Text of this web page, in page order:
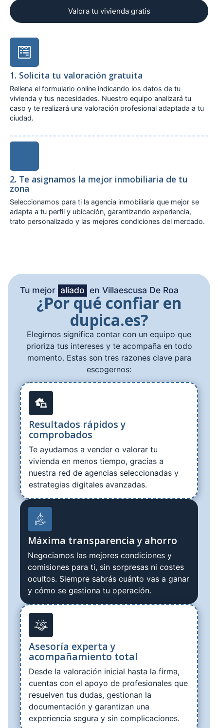
Valora tu vivienda gratis
1. Solicita tu valoración gratuita
Rellena el formulario online indicando los datos de tu
vivienda y tus necesidades. Nuestro equipo analizará tu
caso y te realizará una valoración profesional adaptada a tu
ciudad.
2. Te asignamos la mejor inmobiliaria de tu
zona
Seleccionamos para ti la agencia inmobiliaria que mejor se
adapta a tu perfil y ubicación, garantizando experiencia,
trato personalizado y las mejores condiciones del mercado.
Tu mejor aliado en Villaescusa De Roa
¿Por qué confiar en
dupica.es?
Elegirnos significa contar con un equipo que
prioriza tus intereses y te acompaña en todo
momento. Estas son tres razones clave para
escogernos:
Resultados rápidos y
comprobados
Te ayudamos a vender o valorar tu
vivienda en menos tiempo, gracias a
nuestra red de agencias seleccionadas y
estrategias digitales avanzadas.
Máxima transparencia y ahorro
Negociamos las mejores condiciones y
comisiones para ti, sin sorpresas ni costes
ocultos. Siempre sabrás cuánto vas a ganar
y cómo se gestiona tu operación.
Asesoría experta y
acompañamiento total
Desde la valoración inicial hasta la firma,
cuentas con el apoyo de profesionales que
resuelven tus dudas, gestionan la
documentación y garantizan una
experiencia segura y sin complicaciones.